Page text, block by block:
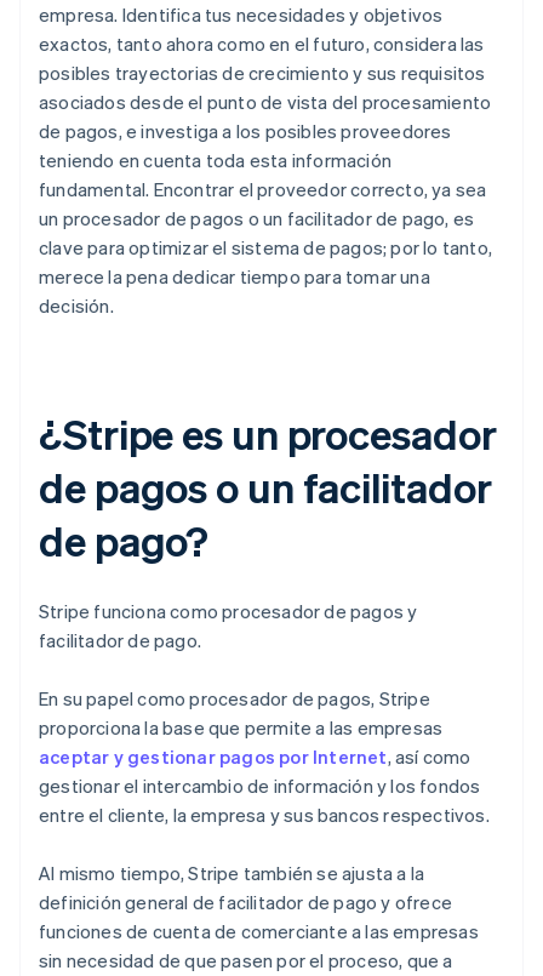
empresa. Identifica tus necesidades y objetivos
exactos, tanto ahora como en el futuro, considera las
posibles trayectorias de crecimiento y sus requisitos
asociados desde el punto de vista del procesamiento
de pagos, e investiga a los posibles proveedores
teniendo en cuenta toda esta información
fundamental. Encontrar el proveedor correcto, ya sea
un procesador de pagos o un facilitador de pago, es
clave para optimizar el sistema de pagos; por lo tanto,
merece la pena dedicar tiempo para tomar una
decisión.
¿Stripe es un procesador
de pagos o un facilitador
de pago?
Stripe funciona como procesador de pagos y
facilitador de pago.
En su papel como procesador de pagos, Stripe
proporciona la base que permite a las empresas
aceptar y gestionar pagos por Internet, así como
gestionar el intercambio de información y los fondos
entre el cliente, la empresa y sus bancos respectivos.
Al mismo tiempo, Stripe también se ajusta a la
definición general de facilitador de pago y ofrece
funciones de cuenta de comerciante a las empresas
sin necesidad de que pasen por el proceso, que a